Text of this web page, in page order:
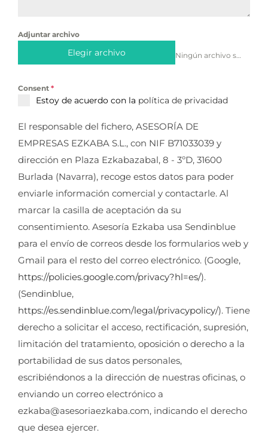
Adjuntar archivo
Elegir archivo Ningún archivo seleccionado
Consent *
Estoy de acuerdo con la política de privacidad
El responsable del fichero, ASESORÍA DE
EMPRESAS EZKABA S.L., con NIF B71033039 y
dirección en Plaza Ezkabazabal, 8 - 3ºD, 31600
Burlada (Navarra), recoge estos datos para poder
enviarle información comercial y contactarle. Al
marcar la casilla de aceptación da su
consentimiento. Asesoría Ezkaba usa Sendinblue
para el envío de correos desde los formularios web y
Gmail para el resto del correo electrónico. (Google,
https://policies.google.com/privacy?hl=es/).
(Sendinblue,
https://es.sendinblue.com/legal/privacypolicy/). Tiene
derecho a solicitar el acceso, rectificación, supresión,
limitación del tratamiento, oposición o derecho a la
portabilidad de sus datos personales,
escribiéndonos a la dirección de nuestras oficinas, o
enviando un correo electrónico a
ezkaba@asesoriaezkaba.com, indicando el derecho
que desea ejercer.